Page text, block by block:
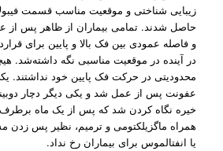
زیبایی ­شناختی و موقعیت مناسب قسمت
حاصل شدند. تمامی بیماران از ظاهر پس ­از
و فاصله عمودی بین فک ­بالا و پایین برای
در آینده در موقعیت مناسبی نگه‌ ­داشته­‌شد.
محدودیتی در حرکت فک پایین خود نداشتند.
عفونت پس ­از عمل شد و یکی دیگر دچار
خیره­ نگاه­ کردن شد که پس از یک ماه
همراه ماگزیلکتومی و ترمیم، نظیر پس زدن
یا انفتالموس برای بیماران رخ نداد.